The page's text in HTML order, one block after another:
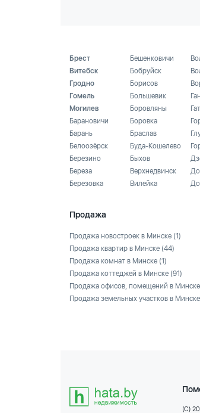
Брест
Витебск
Гродно
Гомель
Могилев
Барановичи
Барань
Белоозёрск
Березино
Береза
Березовка
Бешенковичи
Бобруйск
Борисов
Большевик
Боровляны
Боровка
Браслав
Буда-Кошелево
Быхов
Верхнедвинск
Вилейка
Продажа
Продажа новостроек в Минске (1)
Продажа квартир в Минске (44)
Продажа комнат в Минске (1)
Продажа коттеджей в Минске (91)
Продажа офисов, помещений в Минске
Продажа земельных участков в Минске
(C)